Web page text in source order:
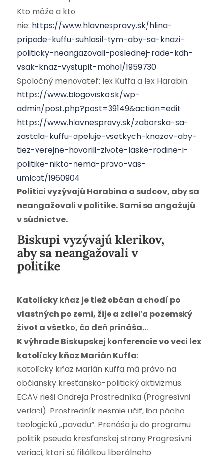
Kto môže a kto
nie: https://www.hlavnespravy.sk/hlina-
pripade-kuffu-suhlasil-tym-aby-sa-knazi-
politicky-neangazovali-poslednej-rade-kdh-
vsak-knaz-vystupit-mohol/1959730
Spoločný menovateľ: lex Kuffa a lex Harabin:
https://www.blogovisko.sk/wp-
admin/post.php?post=39149&action=edit
https://www.hlavnespravy.sk/zaborska-sa-
zastala-kuffu-apeluje-vsetkych-knazov-aby-
tiez-verejne-hovorili-zivote-laske-rodine-i-
politike-nikto-nema-pravo-vas-
umlcat/1960904
Politici vyzývajú Harabina a sudcov, aby sa
neangažovali v politike. Sami sa angažujú
v súdnictve.
Katolícky kňaz je tiež občan a chodí po
vlastných po zemi, žije a zdieľa pozemský
život a všetko, čo deň prináša…
K výhrade Biskupskej konferencie vo veci lex
katolícky kňaz Marián Kuffa:
Katolícky kňaz Marián Kuffa má právo na
občiansky kresťansko-politický aktivizmus.
ECAV rieši Ondreja Prostredníka (Progresívni
veriaci). Prostredník nesmie učiť, iba pácha
teologickú „pavedu“. Prenáša ju do programu
politík pseudo kresťanskej strany Progresívni
veriaci, ktorí sú filiálkou liberálneho